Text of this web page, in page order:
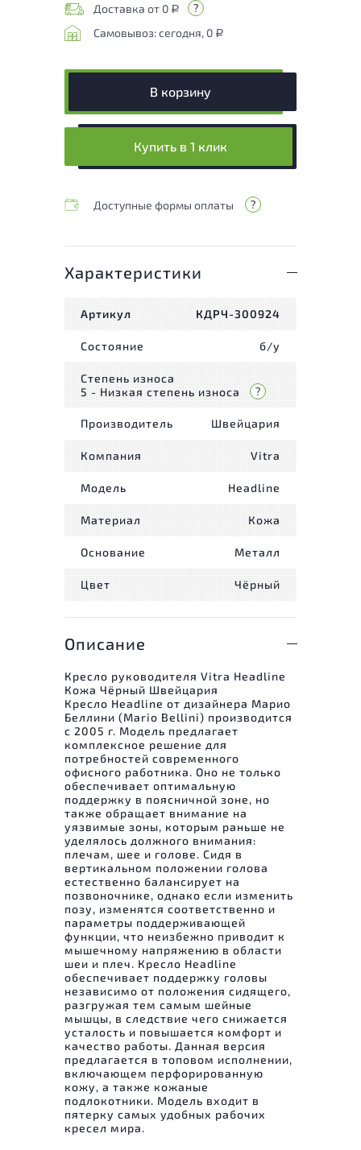
Доставка от 0 Р
Самовывоз: сегодня, 0 Р
В корзину
Купить в 1 клик
Доступные формы оплаты
Характеристики
Артикул КДРЧ-300924
Состояние б/у
Степень износа
5 - Низкая степень износа
Производитель Швейцария
Компания Vitra
Модель Headline
Материал Кожа
Основание Металл
Цвет Чёрный
Описание
Кресло руководителя Vitra Headline
Кожа Чёрный Швейцария
Кресло Headline от дизайнера Марио
Беллини (Mario Bellini) производится
с 2005 г. Модель предлагает
комплексное решение для
потребностей современного
офисного работника. Оно не только
обеспечивает оптимальную
поддержку в поясничной зоне, но
также обращает внимание на
уязвимые зоны, которым раньше не
уделялось должного внимания:
плечам, шее и голове. Сидя в
вертикальном положении голова
естественно балансирует на
позвоночнике, однако если изменить
позу, изменятся соответственно и
параметры поддерживающей
функции, что неизбежно приводит к
мышечному напряжению в области
шеи и плеч. Кресло Headline
обеспечивает поддержку головы
независимо от положения сидящего,
разгружая тем самым шейные
мышцы, в следствие чего снижается
усталость и повышается комфорт и
качество работы. Данная версия
предлагается в топовом исполнении,
включающем перфорированную
кожу, а также кожаные
подлокотники. Модель входит в
пятерку самых удобных рабочих
кресел мира.